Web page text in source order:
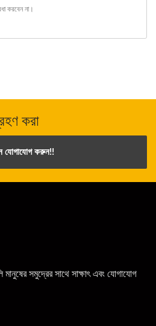
করবেন না।
করা
যোগাযোগ করুন!!
সমুদ্রের সাথে সাক্ষাৎ এবং যোগাযোগ